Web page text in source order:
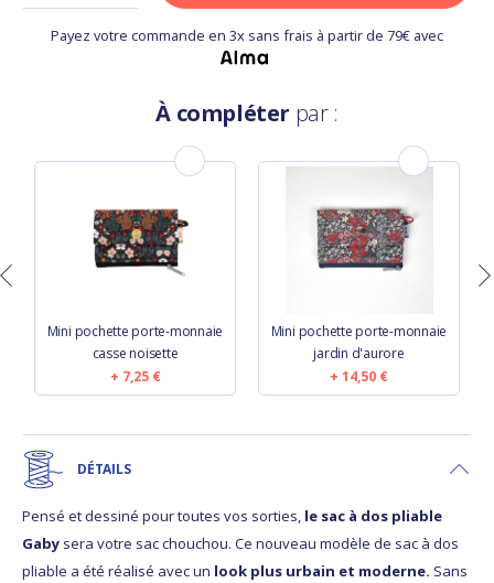
Payez votre commande en 3x sans frais à partir de 79€ avec
À compléter par :
Mini pochette porte-monnaie
casse noisette
7,25 €
Mini pochette porte-monnaie
jardin d'aurore
14,50 €
DÉTAILS
Pensé et dessiné pour toutes vos sorties, le sac à dos pliable
Gaby sera votre sac chouchou. Ce nouveau modèle de sac à dos
pliable a été réalisé avec un look plus urbain et moderne. Sans